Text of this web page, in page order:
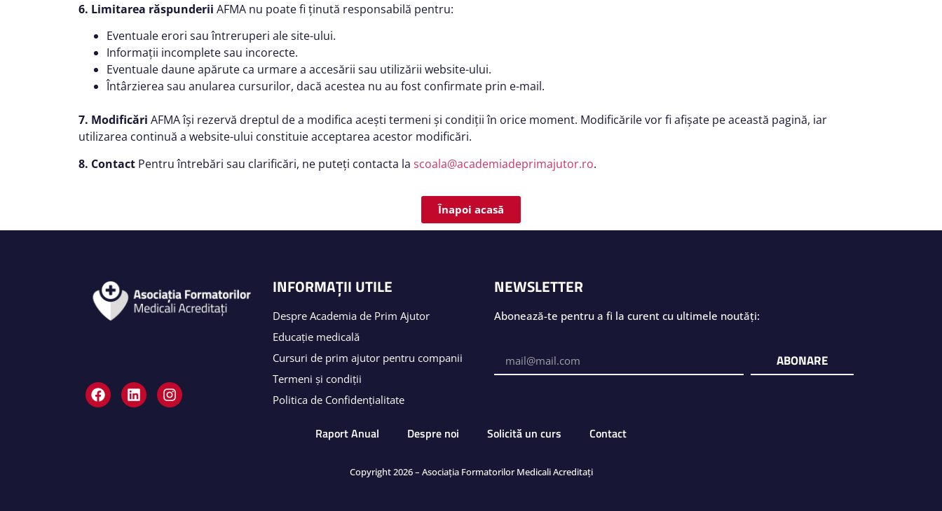
6. Limitarea răspunderii AFMA nu poate fi ținută responsabilă pentru:
Eventuale erori sau întreruperi ale site-ului.
Informații incomplete sau incorecte.
Eventuale daune apărute ca urmare a accesării sau utilizării website-ului.
Întârzierea sau anularea cursurilor, dacă acestea nu au fost confirmate prin e-mail.
7. Modificări AFMA își rezervă dreptul de a modifica acești termeni și condiții în orice moment. Modificările vor fi afișate pe această pagină, iar
utilizarea continuă a website-ului constituie acceptarea acestor modificări.
8. Contact Pentru întrebări sau clarificări, ne puteți contacta la scoala@academiadeprimajutor.ro.
Înapoi acasă
INFORMAȚII UTILE
Despre Academia de Prim Ajutor
Educație medicală
Cursuri de prim ajutor pentru companii
Termeni și condiții
Politica de Confidențialitate
NEWSLETTER
Abonează-te pentru a fi la curent cu ultimele noutăți:
ABONARE
Raport Anual Despre noi Solicită un curs Contact
Copyright 2026 – Asociația Formatorilor Medicali Acreditați